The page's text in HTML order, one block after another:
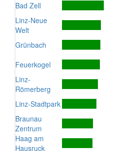
Bad Zell
Linz-Neue
Welt
Grünbach
Feuerkogel
Linz-
Römerberg
Linz-Stadtpark
Braunau
Zentrum
Haag am
Hausruck